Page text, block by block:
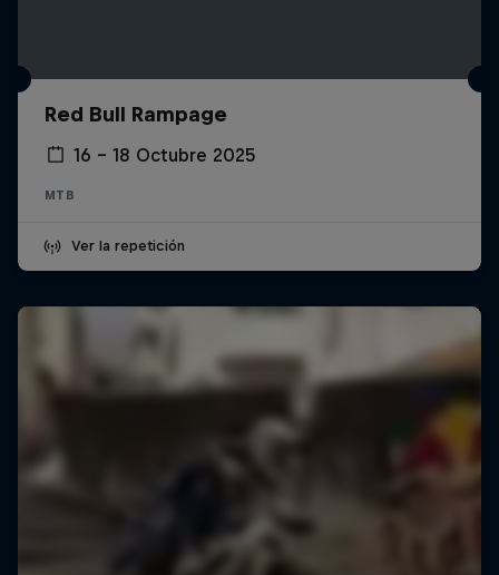
Red Bull Rampage
16 – 18 Octubre 2025
MTB
Ver la repetición